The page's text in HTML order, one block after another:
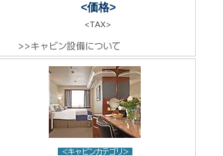
<価格>
<TAX>
>>キャビン設備について
<キャビンカテゴリ>